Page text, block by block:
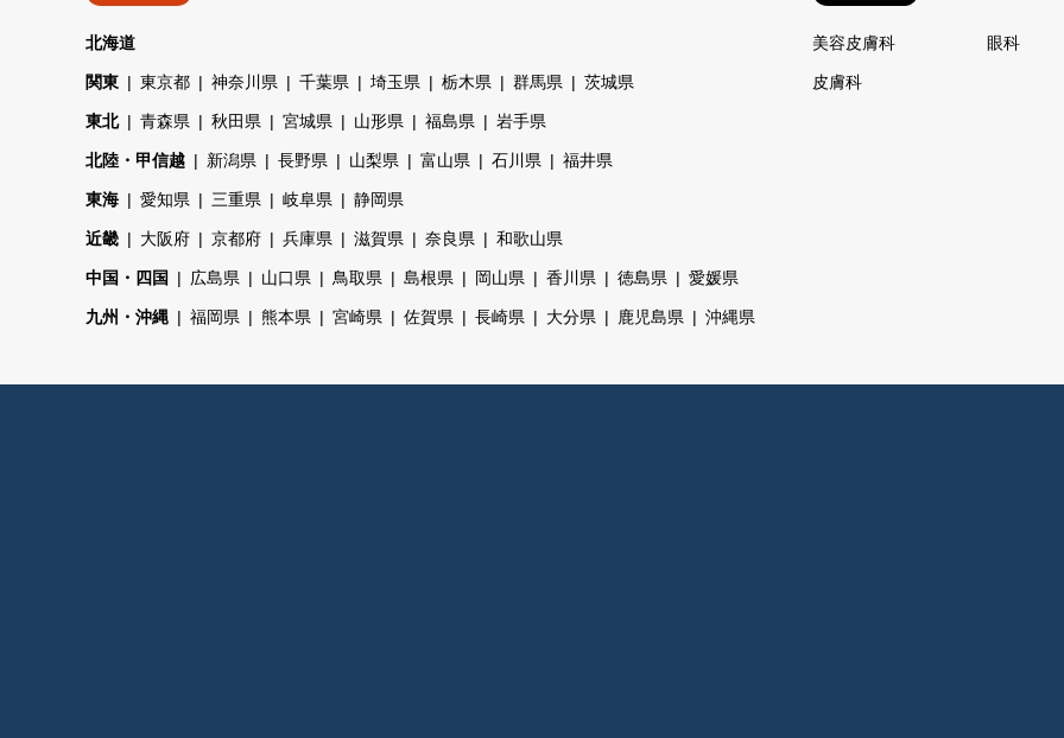
北海道
関東 東京都 神奈川県 千葉県 埼玉県 栃木県 群馬県 茨城県
東北 青森県 秋田県 宮城県 山形県 福島県 岩手県
北陸・甲信越 新潟県 長野県 山梨県 富山県 石川県 福井県
東海 愛知県 三重県 岐阜県 静岡県
近畿 大阪府 京都府 兵庫県 滋賀県 奈良県 和歌山県
中国・四国 広島県 山口県 鳥取県 島根県 岡山県 香川県 徳島県 愛媛県
九州・沖縄 福岡県 熊本県 宮崎県 佐賀県 長崎県 大分県 鹿児島県 沖縄県
美容皮膚科 眼科
皮膚科